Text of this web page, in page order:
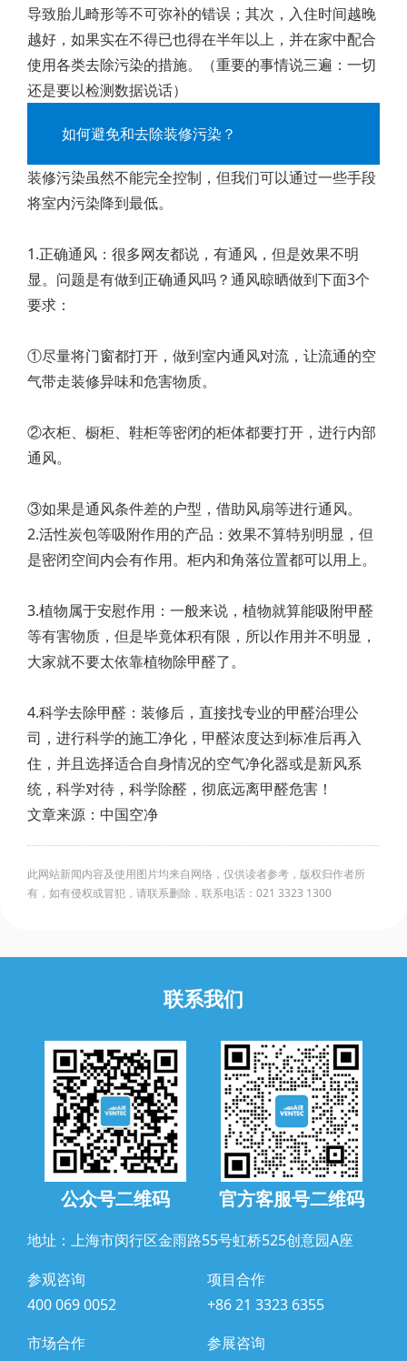
导致胎儿畸形等不可弥补的错误；其次，入住时间越晚
越好，如果实在不得已也得在半年以上，并在家中配合
使用各类去除污染的措施。（重要的事情说三遍：一切
还是要以检测数据说话）
如何避免和去除装修污染？
装修污染虽然不能完全控制，但我们可以通过一些手段
将室内污染降到最低。
1.正确通风：很多网友都说，有通风，但是效果不明
显。问题是有做到正确通风吗？通风晾晒做到下面3个
要求：
①尽量将门窗都打开，做到室内通风对流，让流通的空
气带走装修异味和危害物质。
②衣柜、橱柜、鞋柜等密闭的柜体都要打开，进行内部
通风。
③如果是通风条件差的户型，借助风扇等进行通风。
2.活性炭包等吸附作用的产品：效果不算特别明显，但
是密闭空间内会有作用。柜内和角落位置都可以用上。
3.植物属于安慰作用：一般来说，植物就算能吸附甲醛
等有害物质，但是毕竟体积有限，所以作用并不明显，
大家就不要太依靠植物除甲醛了。
4.科学去除甲醛：装修后，直接找专业的甲醛治理公
司，进行科学的施工净化，甲醛浓度达到标准后再入
住，并且选择适合自身情况的空气净化器或是新风系
统，科学对待，科学除醛，彻底远离甲醛危害！
文章来源：中国空净
此网站新闻内容及使用图片均来自网络，仅供读者参考，版权归作者所
有，如有侵权或冒犯，请联系删除，联系电话：021 3323 1300
联系我们
公众号二维码 官方客服号二维码
地址：上海市闵行区金雨路55号虹桥525创意园A座
参观咨询
400 069 0052
项目合作
+86 21 3323 6355
市场合作
参展咨询